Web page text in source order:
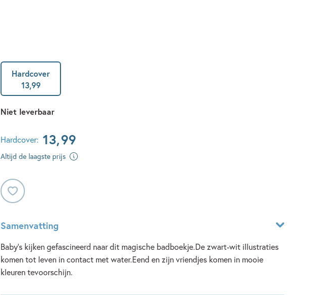
Hardcover
13,99
Niet leverbaar
Hardcover: 13,99
Altijd de laagste prijs
Samenvatting
Baby's kijken gefascineerd naar dit magische badboekje.De zwart-wit illustraties
komen tot leven in contact met water.Eend en zijn vriendjes komen in mooie
kleuren tevoorschijn.